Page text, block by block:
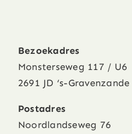
Bezoekadres
Monsterseweg 117 / U6
2691 JD ‘s-Gravenzande
Postadres
Noordlandseweg 76